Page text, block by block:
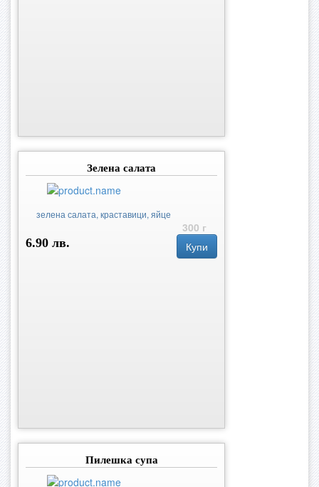
Зелена салатa
зелена салата, краставици, яйце
300 г
6.90 лв.
Купи
Пилешка супа